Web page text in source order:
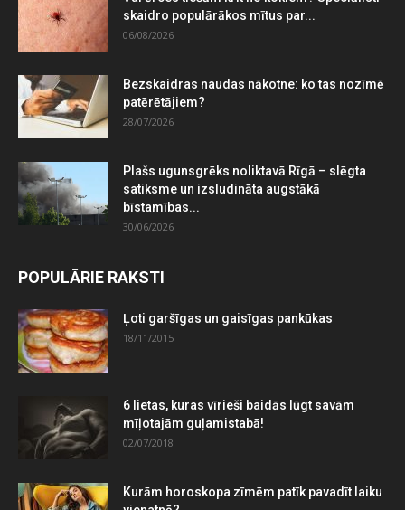
skaidro populārākos mītus par...
06/08/2026
Bezskaidras naudas nākotne: ko tas nozīmē
patērētājiem?
28/07/2026
Plašs ugunsgrēks noliktavā Rīgā – slēgta
satiksme un izsludināta augstākā
bīstamības...
30/06/2026
POPULĀRIE RAKSTI
Ļoti garšīgas un gaisīgas pankūkas
18/11/2015
6 lietas, kuras vīrieši baidās lūgt savām
mīļotajām guļamistabā!
02/07/2018
Kurām horoskopa zīmēm patīk pavadīt laiku